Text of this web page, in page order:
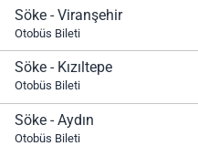
Söke - Viranşehir
Otobüs Bileti
Söke - Kızıltepe
Otobüs Bileti
Söke - Aydın
Otobüs Bileti